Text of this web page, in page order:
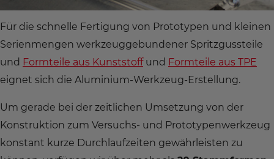
Für die schnelle Fertigung von Prototypen und kleinen
Serienmengen werkzeuggebundener Spritzgussteile
und Formteile aus Kunststoffund Formteile aus TPE
eignet sich die Aluminium-Werkzeug-Erstellung.
Um gerade bei der zeitlichen Umsetzung von der
Konstruktion zum Versuchs- und Prototypenwerkzeug
konstant kurze Durchlaufzeiten gewährleisten zu